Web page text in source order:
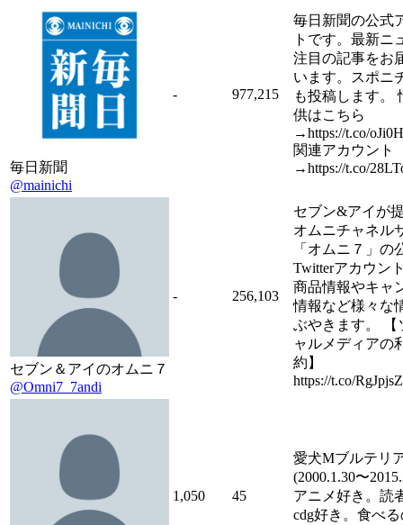
毎日新聞
@mainichi
- 977,215
毎日新聞の公式
トです。最新ニ
注目の記事をお
います。スポニ
も投稿します。
供はこちら
→https://t.co/
関連アカウント
→https://t.co/
セブン＆アイのオムニ７
@Omni7_7andi
- 256,103
セブン&アイが
オムニチャネル
「オムニ７」の
Twitterアカウン
商品情報やキャ
情報など様々な
ぶやきます。 【
ャルメディアの
約】
https://t.co/
1,050 45
愛犬Mブルテリ
(2000.1.30〜
アニメ好き。読
cdg好き。食べ